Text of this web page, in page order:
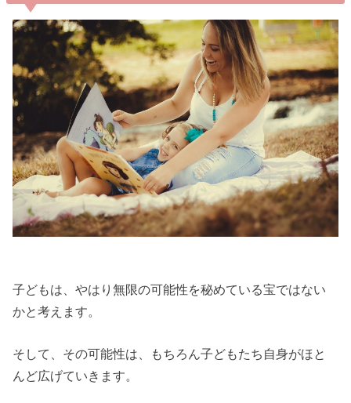
子どもは、やはり無限の可能性を秘めている宝ではない
かと考えます。
そして、その可能性は、もちろん子どもたち自身がほと
んど広げていきます。